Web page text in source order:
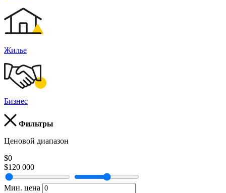
Жилье
Бизнес
Фильтры
Ценовой диапазон
$0
$120 000
Мин. цена